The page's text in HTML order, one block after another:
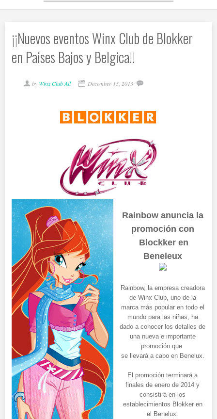
¡¡Nuevos eventos Winx Club de Blokker
en Paises Bajos y Belgica!!
by Winx Club All December 15, 2013
Rainbow anuncia la
promoción con
Blockker en
Beneleux
Rainbow, la empresa creadora
de Winx Club, uno de la
marca más popular en todo el
mundo para las niñas, ha
dado a conocer los detalles de
una nueva e importante
promoción que
se llevará a cabo en Benelux.
El promoción terminará a
finales de enero de 2014 y
consistirá en los
establecimientos Blokker en
el Benelux: